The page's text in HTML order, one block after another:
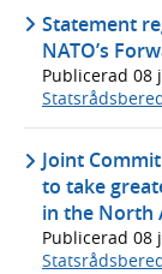
Statement
NATO’s
Publicerad 08
Joint
to take
in the North
Publicerad 08